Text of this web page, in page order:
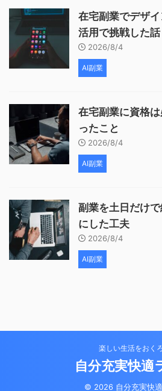
在宅副業でデザ
活用で挑戦した話
2026/8/4
AI副業
在宅副業に資格
ったこと
2026/8/4
AI副業
副業を土日だけ
にした工夫
2026/8/4
AI副業
楽しい生活をおく
自分充実快適
© 2026 自分充実快